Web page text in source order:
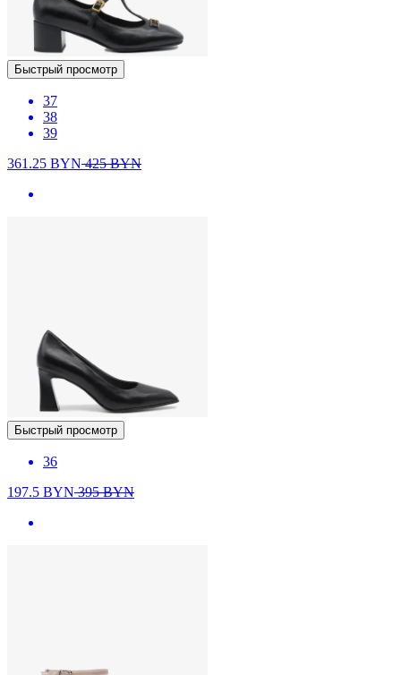
Быстрый просмотр
37
38
39
361.25 BYN425BYN
Быстрый просмотр
36
197.5 BYN395BYN